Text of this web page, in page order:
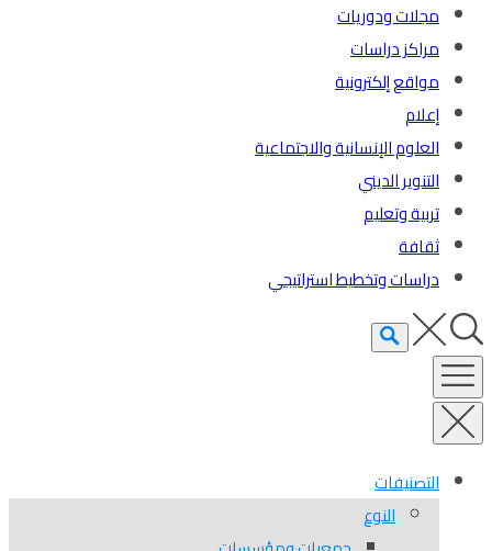
مجلات ودوريات
مراكز دراسات
مواقع إلكترونية
إعلام
العلوم الإنسانية والاجتماعية
التنوير الديني
تربية وتعليم
ثقافة
دراسات وتخطيط استراتيجي
التصنيفات
النوع